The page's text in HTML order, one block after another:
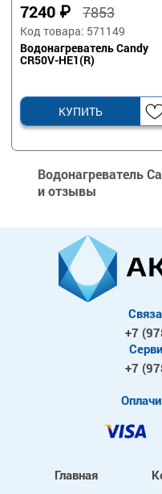
7240 ₽7853
Код товара: 571149
Водонагреватель Candy
CR50V-HE1(R)
КУПИТЬ
Водонагреватель
и отзывы
+7
+7
Главная